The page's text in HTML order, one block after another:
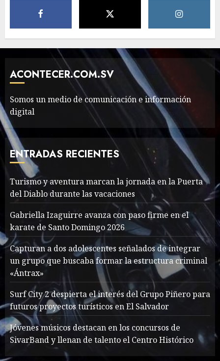
The full story of
Thailand’s extraordinary
cave rescue
MAYO 14, 2024 1002
7
Valentino Goes
Deliberately Feminine for
Fall 2018
MAYO 16, 2024 765
1
Searching for the
forgotten heroes of World
War Two
MAYO 14, 2024 860
2
What’s Scarier Than the
Sex Talk? Its About Weight
MAYO 14, 2024 862
ACONTECER.COM.SV
Somos un medio de comunicación e información
digital
ENTRADAS RECIENTES
Turismo y aventura marcan la jornada en la Puerta
del Diablo durante las vacaciones
Gabriella Izaguirre avanza con paso firme en el
karate de Santo Domingo 2026
Capturan a dos adolescentes señalados de integrar
un grupo que buscaba formar la estructura criminal
«Ántrax»
Surf City 2 despierta el interés del Grupo Piñero para
futuros proyectos turísticos en El Salvador
Jóvenes músicos destacan en los concursos de
SivarBand y llenan de talento el Centro Histórico